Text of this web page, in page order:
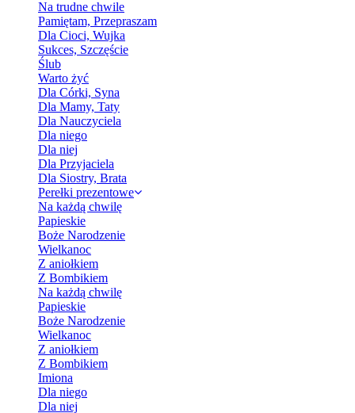
Na trudne chwile
Pamiętam, Przepraszam
Dla Cioci, Wujka
Sukces, Szczęście
Ślub
Warto żyć
Dla Córki, Syna
Dla Mamy, Taty
Dla Nauczyciela
Dla niego
Dla niej
Dla Przyjaciela
Dla Siostry, Brata
Perełki prezentowe
Na każdą chwilę
Papieskie
Boże Narodzenie
Wielkanoc
Z aniołkiem
Z Bombikiem
Na każdą chwilę
Papieskie
Boże Narodzenie
Wielkanoc
Z aniołkiem
Z Bombikiem
Imiona
Dla niego
Dla niej